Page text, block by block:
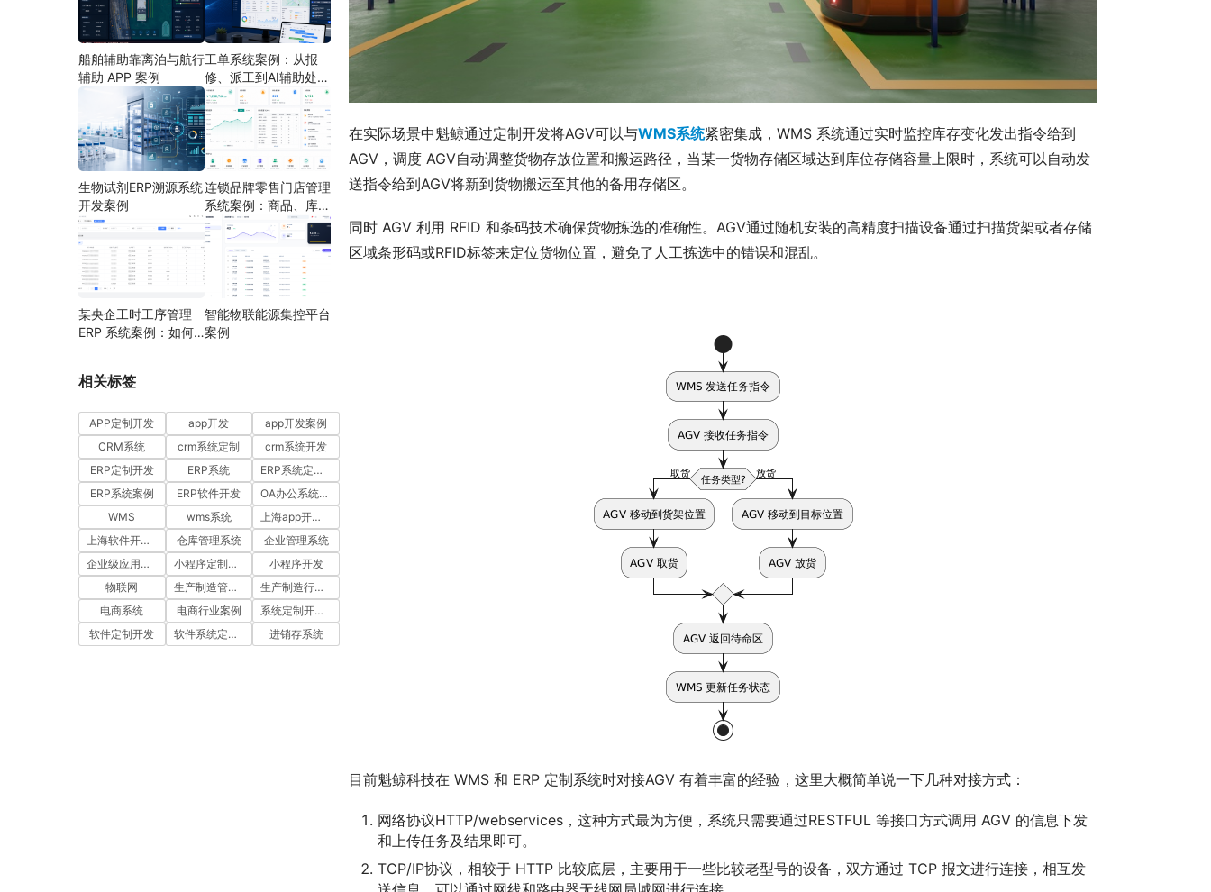
在实际场景中魁鲸通过定制开发将AGV可以与WMS系统紧密集成，WMS 系统通过实时监控库存变化发出指令给到
AGV，调度 AGV自动调整货物存放位置和搬运路径，当某一货物存储区域达到库位存储容量上限时，系统可以自动发
送指令给到AGV将新到货物搬运至其他的备用存储区。
同时 AGV 利用 RFID 和条码技术确保货物拣选的准确性。AGV通过随机安装的高精度扫描设备通过扫描货架或者存储
区域条形码或RFID标签来定位货物位置，避免了人工拣选中的错误和混乱。
目前魁鲸科技在 WMS 和 ERP 定制系统时对接AGV 有着丰富的经验，这里大概简单说一下几种对接方式：
网络协议HTTP/webservices，这种方式最为方便，系统只需要通过RESTFUL 等接口方式调用 AGV 的信息下发
和上传任务及结果即可。
TCP/IP协议，相较于 HTTP 比较底层，主要用于一些比较老型号的设备，双方通过 TCP 报文进行连接，相互发
船舶辅助靠离泊与航行
辅助 APP 案例
工单系统案例：从报
修、派工到AI辅助处理
的定制开发方案
生物试剂ERP溯源系统
开发案例
连锁品牌零售门店管理
系统案例：商品、库
存、会员和门店运营如
何打通
某央企工时工序管理
ERP 系统案例：如何
智能物联能源集控平台
案例
相关标签
APP定制开发 app开发
app开发案例
CRM系统
crm系统定制
crm系统开发
ERP定制开发
ERP系统
ERP系统定制多少钱一套
ERP系统案例
ERP软件开发
OA办公系统开发
WMS
wms系统
上海app开发公司
上海软件开发公司
仓库管理系统
企业管理系统
企业级应用开发服务案例
小程序定制开发
小程序开发
物联网
生产制造管理系统
生产制造行业案例
电商系统
电商行业案例
系统定制开发案例
软件定制开发
软件系统定制开发 进销存系统